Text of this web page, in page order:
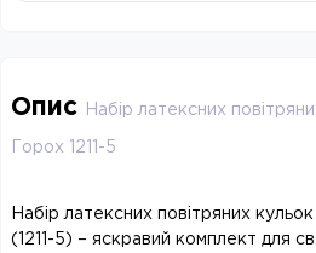
Опис Набір латексних
Горох 1211-5
Набір латексних повітряних
(1211-5) – яскравий комплект для